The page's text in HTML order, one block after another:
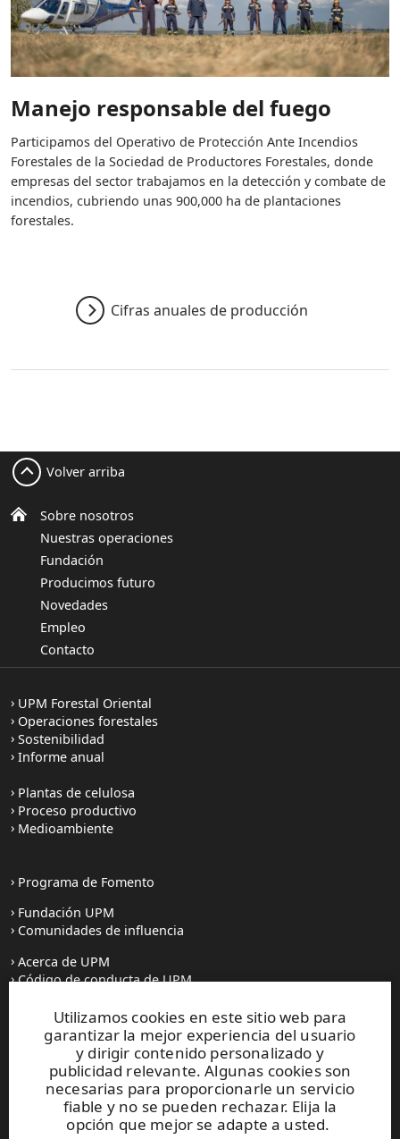
Manejo responsable del fuego
Participamos del Operativo de Protección Ante Incendios
Forestales de la Sociedad de Productores Forestales, donde
empresas del sector trabajamos en la detección y combate de
incendios, cubriendo unas 900,000 ha de plantaciones
forestales.
Cifras anuales de producción
Utilizamos cookies en este sitio web para
garantizar la mejor experiencia del usuario
y dirigir contenido personalizado y
publicidad relevante. Algunas cookies son
necesarias para proporcionarle un servicio
fiable y no se pueden rechazar. Elija la
opción que mejor se adapte a usted.
Sobre nosotros
Nuestras operaciones
Fundación
Producimos futuro
Novedades
Empleo
Contacto
Volver arriba
UPM Forestal Oriental
Operaciones forestales
Sostenibilidad
Informe anual
Plantas de celulosa
Proceso productivo
Medioambiente
Programa de Fomento
Fundación UPM
Comunidades de influencia
Acerca de UPM
Código de conducta de UPM
Prensa
Todas las noticias
Contacto
Este sitio está protegido por reCAPTCHA y se aplican la